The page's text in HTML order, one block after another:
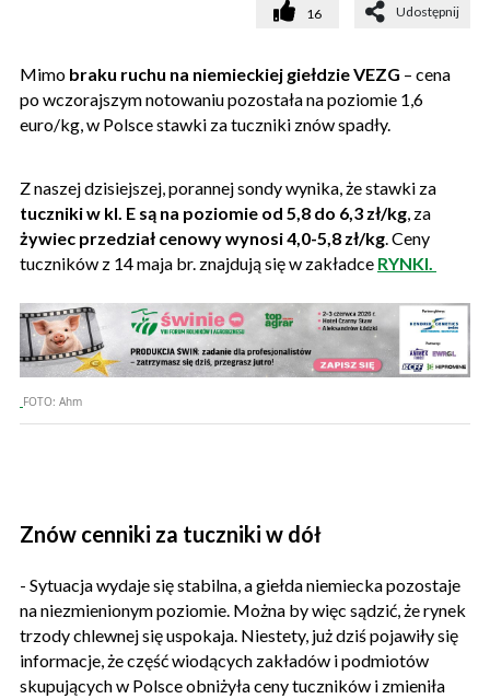
16 Udostępnij
Mimo braku ruchu na niemieckiej giełdzie VEZG – cena
po wczorajszym notowaniu pozostała na poziomie 1,6
euro/kg, w Polsce stawki za tuczniki znów spadły.
Z naszej dzisiejszej, porannej sondy wynika, że stawki za
tuczniki w kl. E są na poziomie od 5,8 do 6,3 zł/kg , za
żywiec przedział cenowy wynosi 4,0-5,8 zł/kg . Ceny
tuczników z 14 maja br. znajdują się w zakładce RYNKI.
FOTO: Ahm
Znów cenniki za tuczniki w dół
- Sytuacja wydaje się stabilna, a giełda niemiecka pozostaje
na niezmienionym poziomie. Można by więc sądzić, że rynek
trzody chlewnej się uspokaja. Niestety, już dziś pojawiły się
informacje, że część wiodących zakładów i podmiotów
skupujących w Polsce obniżyła ceny tuczników i zmieniła